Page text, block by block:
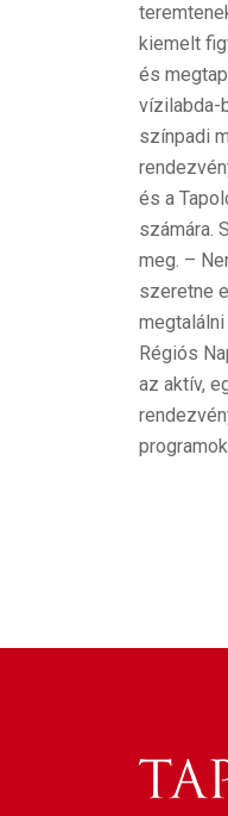
kiemelt
és
vízilabda-
színpadi
és a
számára.
meg. –
szeretne
Régiós
az aktív,